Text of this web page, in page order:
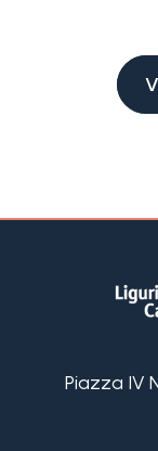
Piazza IV